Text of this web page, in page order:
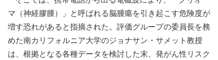
マ（神経膠腫）」と呼ばれる脳腫瘍を引き起こす危険度が
増す恐れがあると指摘された。評価グループの委員長を務
めた南カリフォルニア大学のジョナサン・サメット教授
は、根拠となる各種データを検討した末、発がん性リスク